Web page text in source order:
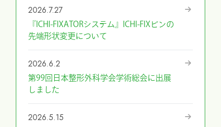
2026.7.27
『ICHI-FIXATORシステム』ICHI-FIXピンの
先端形状変更について
2026.6.2
第99回日本整形外科学会学術総会に出展
しました
2026.5.15